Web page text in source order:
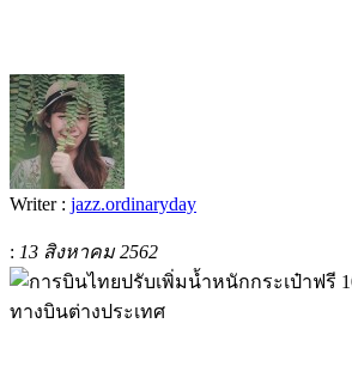
Writer : jazz.ordinaryday
: 13 สิงหาคม 2562